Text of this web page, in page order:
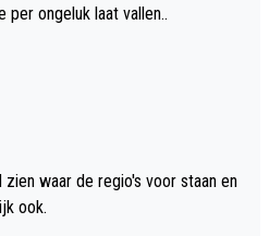
ongeluk laat vallen..
waar de regio's voor staan en
ook.